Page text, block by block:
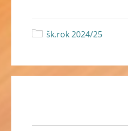
šk.rok 2024/25